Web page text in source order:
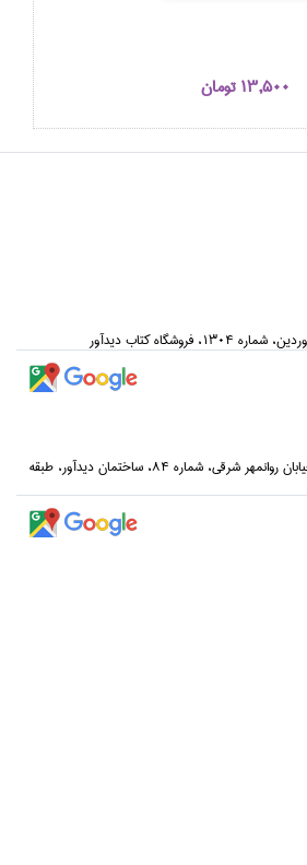
13,500 تومان
خيابان انقلاب، خيابان فخررازي، خيابان روانمهر شرقي، شماره 84، ساختمان ديدآور، طبقه